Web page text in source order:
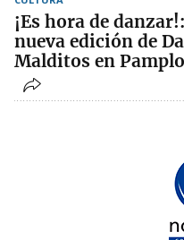
¡Es hora de
nueva edición de
Malditos en